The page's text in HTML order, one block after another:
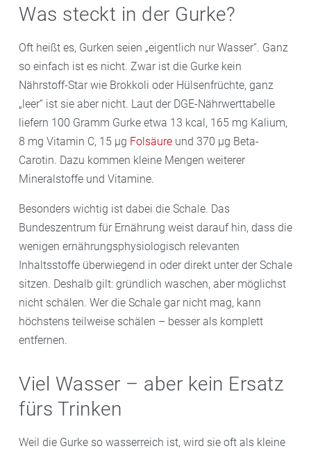
Was steckt in der Gurke?
Oft heißt es, Gurken seien „eigentlich nur Wasser“. Ganz
so einfach ist es nicht. Zwar ist die Gurke kein
Nährstoff-Star wie Brokkoli oder Hülsenfrüchte, ganz
„leer“ ist sie aber nicht. Laut der DGE-Nährwerttabelle
liefern 100 Gramm Gurke etwa 13 kcal, 165 mg Kalium,
8 mg Vitamin C, 15 µg Folsäure und 370 µg Beta-
Carotin. Dazu kommen kleine Mengen weiterer
Mineralstoffe und Vitamine.
Besonders wichtig ist dabei die Schale. Das
Bundeszentrum für Ernährung weist darauf hin, dass die
wenigen ernährungsphysiologisch relevanten
Inhaltsstoffe überwiegend in oder direkt unter der Schale
sitzen. Deshalb gilt: gründlich waschen, aber möglichst
nicht schälen. Wer die Schale gar nicht mag, kann
höchstens teilweise schälen – besser als komplett
entfernen.
Viel Wasser – aber kein Ersatz
fürs Trinken
Weil die Gurke so wasserreich ist, wird sie oft als kleine